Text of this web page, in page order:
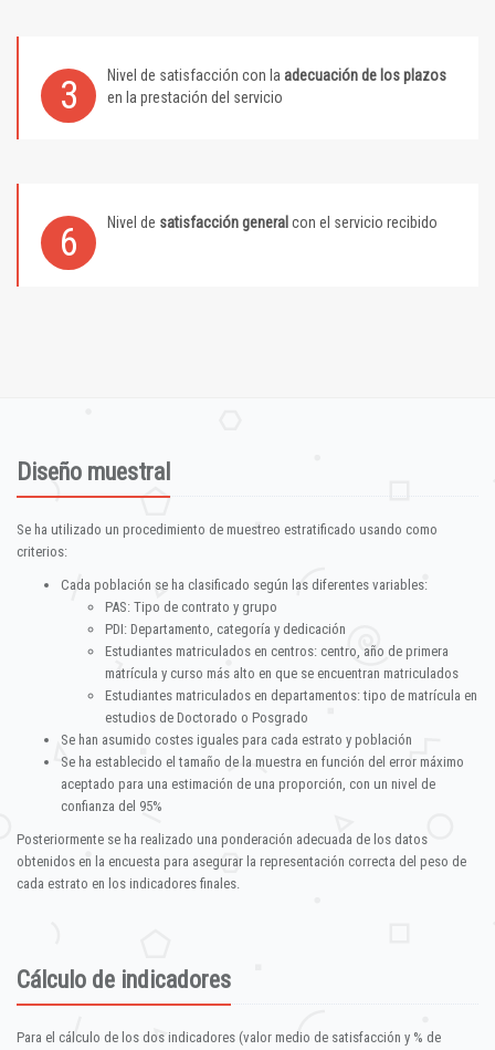
3 Nivel de satisfacción con la adecuación de los plazos
en la prestación del servicio
6 Nivel de satisfacción general con el servicio recibido
Diseño muestral
Se ha utilizado un procedimiento de muestreo estratificado usando como
criterios:
Cada población se ha clasificado según las diferentes variables:
PAS: Tipo de contrato y grupo
PDI: Departamento, categoría y dedicación
Estudiantes matriculados en centros: centro, año de primera
matrícula y curso más alto en que se encuentran matriculados
Estudiantes matriculados en departamentos: tipo de matrícula en
estudios de Doctorado o Posgrado
Se han asumido costes iguales para cada estrato y población
Se ha establecido el tamaño de la muestra en función del error máximo
aceptado para una estimación de una proporción, con un nivel de
confianza del 95%
Posteriormente se ha realizado una ponderación adecuada de los datos
obtenidos en la encuesta para asegurar la representación correcta del peso de
cada estrato en los indicadores finales.
Cálculo de indicadores
Para el cálculo de los dos indicadores (valor medio de satisfacción y % de